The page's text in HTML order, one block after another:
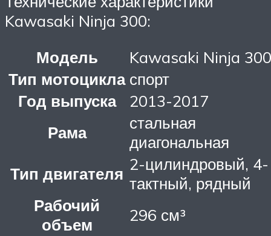
Kawasaki Ninja 300:
Модель
Kawasaki Ninja 300
Тип мотоцикла спорт
Год выпуска
2013-2017
Рама
стальная
диагональная
Тип двигателя 2-цилиндровый, 4-
тактный, рядный
Рабочий
объем
296 см³